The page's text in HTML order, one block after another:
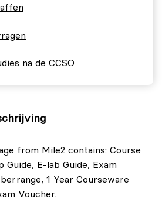
na de CCSO
from Mile2 contains: Course
E-lab Guide, Exam
1 Year Courseware
Voucher.